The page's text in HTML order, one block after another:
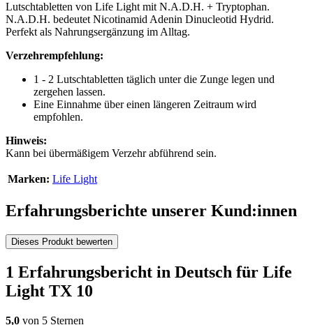
Lutschtabletten von Life Light mit N.A.D.H. + Tryptophan.
N.A.D.H. bedeutet Nicotinamid Adenin Dinucleotid Hydrid.
Perfekt als Nahrungsergänzung im Alltag.
Verzehrempfehlung​:
1 - 2 Lutschtabletten täglich unter die Zunge legen und
zergehen lassen.
Eine Einnahme über einen längeren Zeitraum wird
empfohlen.
Hinweis:
Kann bei übermäßigem Verzehr abführend sein.
Marken: Life Light
Erfahrungsberichte unserer Kund:innen
Dieses Produkt bewerten
1 Erfahrungsbericht in Deutsch für Life
Light TX 10
5,0 von 5 Sternen